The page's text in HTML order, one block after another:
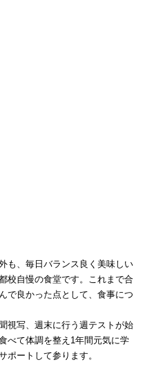
も、毎日バランス良く美味しい
校自慢の食堂です。これまで合
で良かった点として、食事につ
視写、週末に行う週テストが始
べて体調を整え1年間元気に学
ポートして参ります。